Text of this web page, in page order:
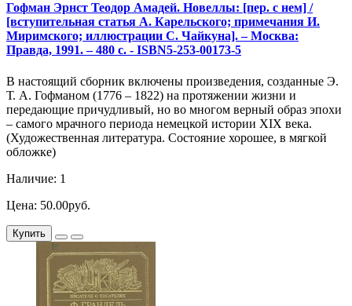
Гофман Эрнст Теодор Амадей. Новеллы: [пер. с нем] /
[вступительная статья А. Карельского; примечания И.
Миримского; иллюстрации С. Чайкуна]. – Москва:
Правда, 1991. – 480 с. - ISBN5-253-00173-5
В настоящий сборник включены произведения, созданные Э.
Т. А. Гофманом (1776 – 1822) на протяжении жизни и
передающие причудливый, но во многом верный образ эпохи
– самого мрачного периода немецкой истории XIX века.
(Художественная литература. Состояние хорошее, в мягкой
обложке)
Наличие: 1
Цена: 50.00руб.
Купить